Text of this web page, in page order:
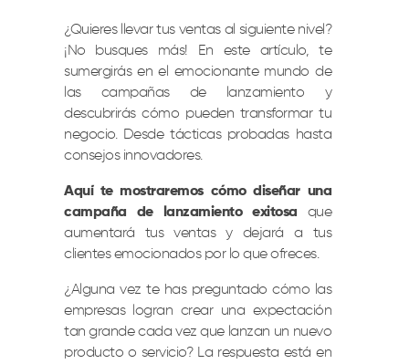
¿Quieres llevar tus ventas al siguiente nivel?
¡No busques más! En este artículo, te
sumergirás en el emocionante mundo de
las campañas de lanzamiento y
descubrirás cómo pueden transformar tu
negocio. Desde tácticas probadas hasta
consejos innovadores.
Aquí te mostraremos cómo diseñar una
campaña de lanzamiento exitosa que
aumentará tus ventas y dejará a tus
clientes emocionados por lo que ofreces.
¿Alguna vez te has preguntado cómo las
empresas logran crear una expectación
tan grande cada vez que lanzan un nuevo
producto o servicio? La respuesta está en